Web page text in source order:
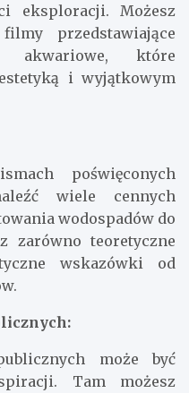
eksploracji. Możesz
przedstawiające
akwariowe, które
i wyjątkowym
poświęconych
wiele cennych
wodospadów do
zarówno teoretyczne
wskazówki od
może być
Tam możesz